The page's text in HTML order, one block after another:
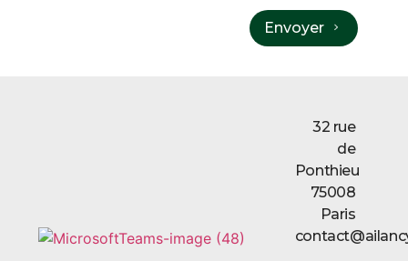
Envoyer
32 rue
de
Ponthieu
75008
Paris